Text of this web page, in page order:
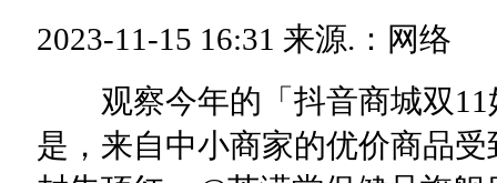
2023-11-15 16:31 来源.：网络
观察今年的「抖音商城双11
是，来自中小商家的优价商品